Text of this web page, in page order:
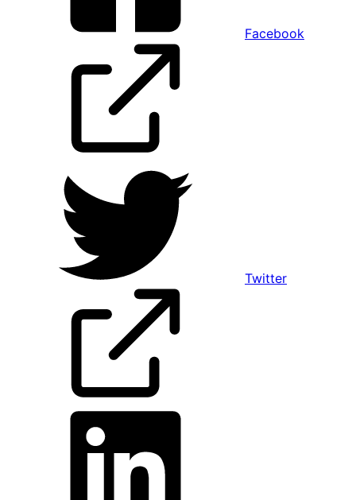
Facebook
Twitter